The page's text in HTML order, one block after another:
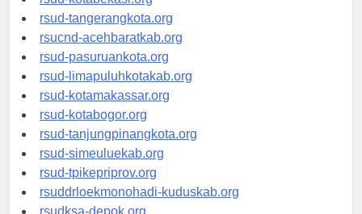
rsud-kotabekasi.org
rsud-tangerangkota.org
rsucnd-acehbaratkab.org
rsud-pasuruankota.org
rsud-limapuluhkotakab.org
rsud-kotamakassar.org
rsud-kotabogor.org
rsud-tanjungpinangkota.org
rsud-simeuluekab.org
rsud-tpikepriprov.org
rsuddrloekmonohadi-kuduskab.org